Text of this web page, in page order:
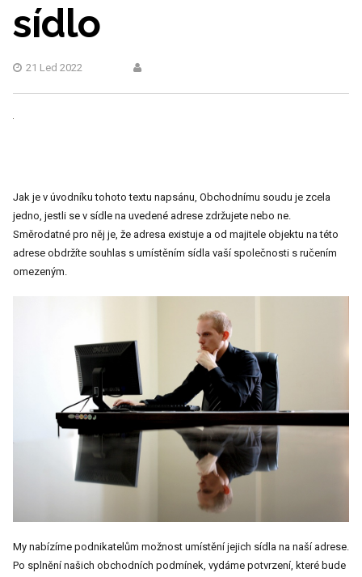
sídlo
21 Led 2022
Jak je v úvodníku tohoto textu napsánu, Obchodnímu soudu je zcela
jedno, jestli se v sídle na uvedené adrese zdržujete nebo ne.
Směrodatné pro něj je, že adresa existuje a od majitele objektu na této
adrese obdržíte souhlas s umístěním sídla vaší společnosti s ručením
omezeným.
My nabízíme podnikatelům možnost umístění jejich sídla na naší adrese.
Po splnění našich obchodních podmínek, vydáme potvrzení, které bude